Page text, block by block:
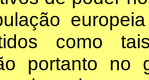
como
portanto no